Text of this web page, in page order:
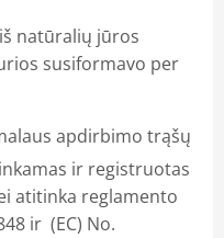
natūralių jūros
susiformavo per
apdirbimo trąšų
ir registruotas
atitinka reglamento
ir (EC) No.